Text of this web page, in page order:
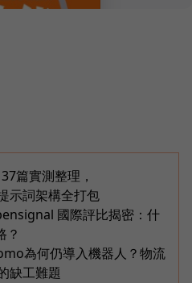
篇實測整理，
示詞架構全打包
國際評比揭密：什
？
為何仍導入機器人？物流
缺工難題